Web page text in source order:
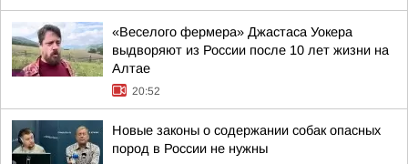
«Веселого фермера» Джастаса Уокера
выдворяют из России после 10 лет жизни на
Алтае
20:52
Новые законы о содержании собак опасных
пород в России не нужны